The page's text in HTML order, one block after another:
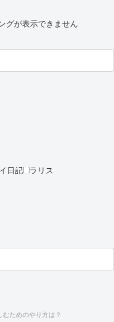
グが表示できません
日記 ラリス
ためのやり方は？